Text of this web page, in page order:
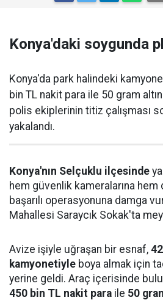
Konya'daki soygunda
Konya'da park halindeki
bin TL nakit para ile 50 gram
polis ekiplerinin titiz çalışması
yakalandı.
Konya'nın Selçuklu ilçesinde
hem güvenlik kameralarına
başarılı operasyonuna damga
Mahallesi Saraycık Sokak'ta
Avize işiyle uğraşan bir esnaf,
kamyonetiyle boya almak için
yerine geldi. Araç içerisinde
450 bin TL nakit para ile 50